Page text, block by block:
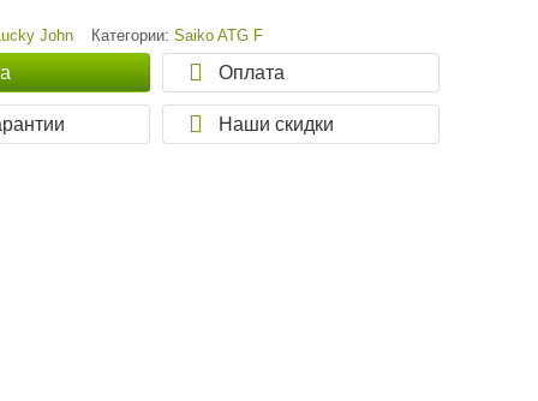
John Категории:Saiko ATG F
Оплата
Наши скидки